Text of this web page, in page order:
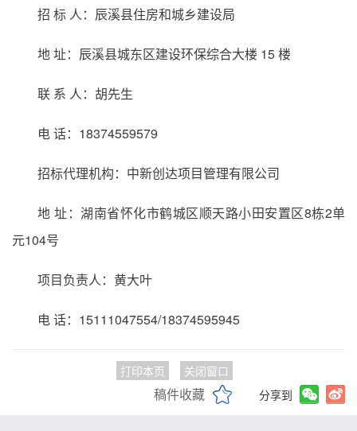
招 标 人：辰溪县住房和城乡建设局
地 址：辰溪县城东区建设环保综合大楼 15 楼
联 系 人：胡先生
电 话：18374559579
招标代理机构：中新创达项目管理有限公司
地 址：湖南省怀化市鹤城区顺天路小田安置区8栋2单
元104号
项目负责人：黄大叶
电 话：15111047554/18374595945
打印本页 关闭窗口
稿件收藏 分享到